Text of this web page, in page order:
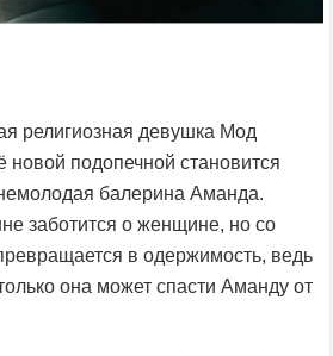
религиозная девушка Мод
новой подопечной становится
балерина Аманда.
заботится о женщине, но со
в одержимость, ведь
она может спасти Аманду от